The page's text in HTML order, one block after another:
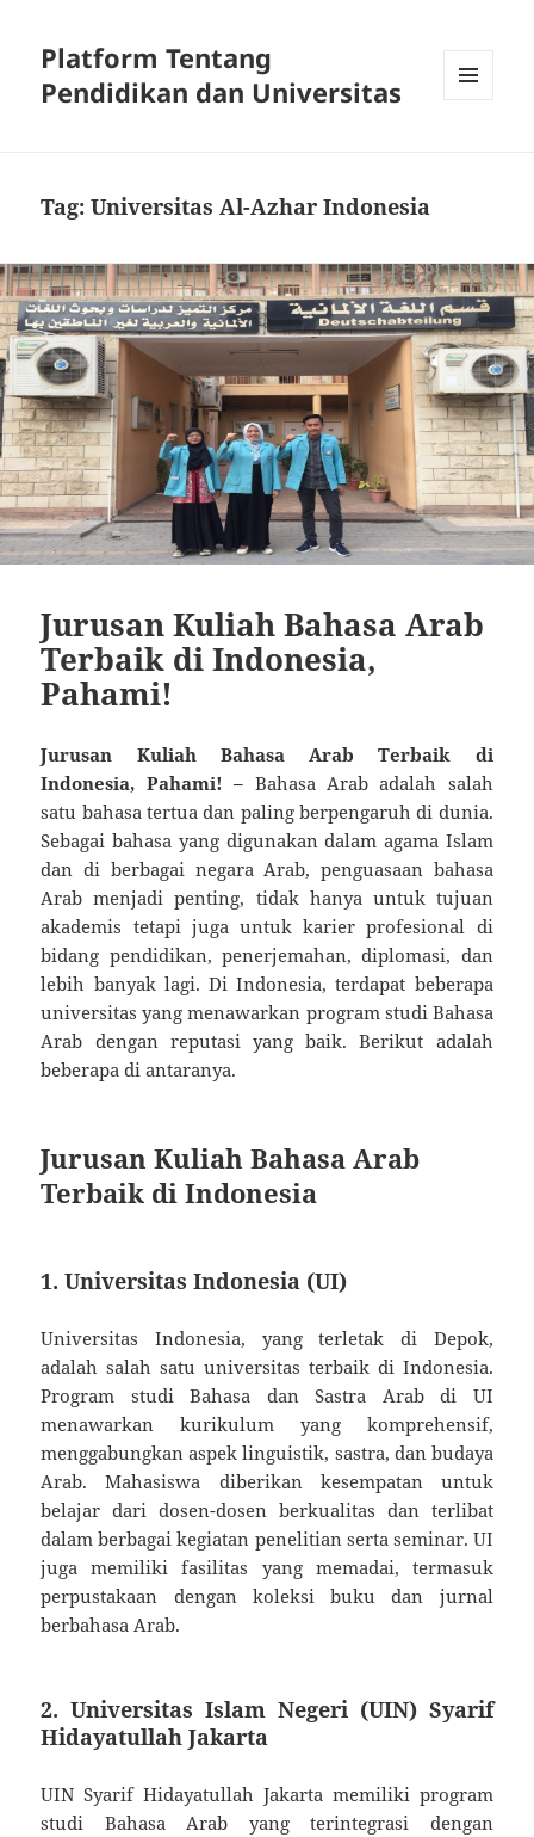
Platform Tentang
Pendidikan dan Universitas
Tag:Universitas Al-Azhar Indonesia
Jurusan Kuliah Bahasa Arab
Terbaik di Indonesia,
Pahami!
Jurusan Kuliah Bahasa Arab Terbaik di
Indonesia, Pahami! – Bahasa Arab adalah salah
satu bahasa tertua dan paling berpengaruh di dunia.
Sebagai bahasa yang digunakan dalam agama Islam
dan di berbagai negara Arab, penguasaan bahasa
Arab menjadi penting, tidak hanya untuk tujuan
akademis tetapi juga untuk karier profesional di
bidang pendidikan, penerjemahan, diplomasi, dan
lebih banyak lagi. Di Indonesia, terdapat beberapa
universitas yang menawarkan program studi Bahasa
Arab dengan reputasi yang baik. Berikut adalah
beberapa di antaranya.
Jurusan Kuliah Bahasa Arab
Terbaik di Indonesia
1. Universitas Indonesia (UI)
Universitas Indonesia, yang terletak di Depok,
adalah salah satu universitas terbaik di Indonesia.
Program studi Bahasa dan Sastra Arab di UI
menawarkan kurikulum yang komprehensif,
menggabungkan aspek linguistik, sastra, dan budaya
Arab. Mahasiswa diberikan kesempatan untuk
belajar dari dosen-dosen berkualitas dan terlibat
dalam berbagai kegiatan penelitian serta seminar. UI
juga memiliki fasilitas yang memadai, termasuk
perpustakaan dengan koleksi buku dan jurnal
berbahasa Arab.
2. Universitas Islam Negeri (UIN) Syarif
Hidayatullah Jakarta
UIN Syarif Hidayatullah Jakarta memiliki program
studi Bahasa Arab yang terintegrasi dengan